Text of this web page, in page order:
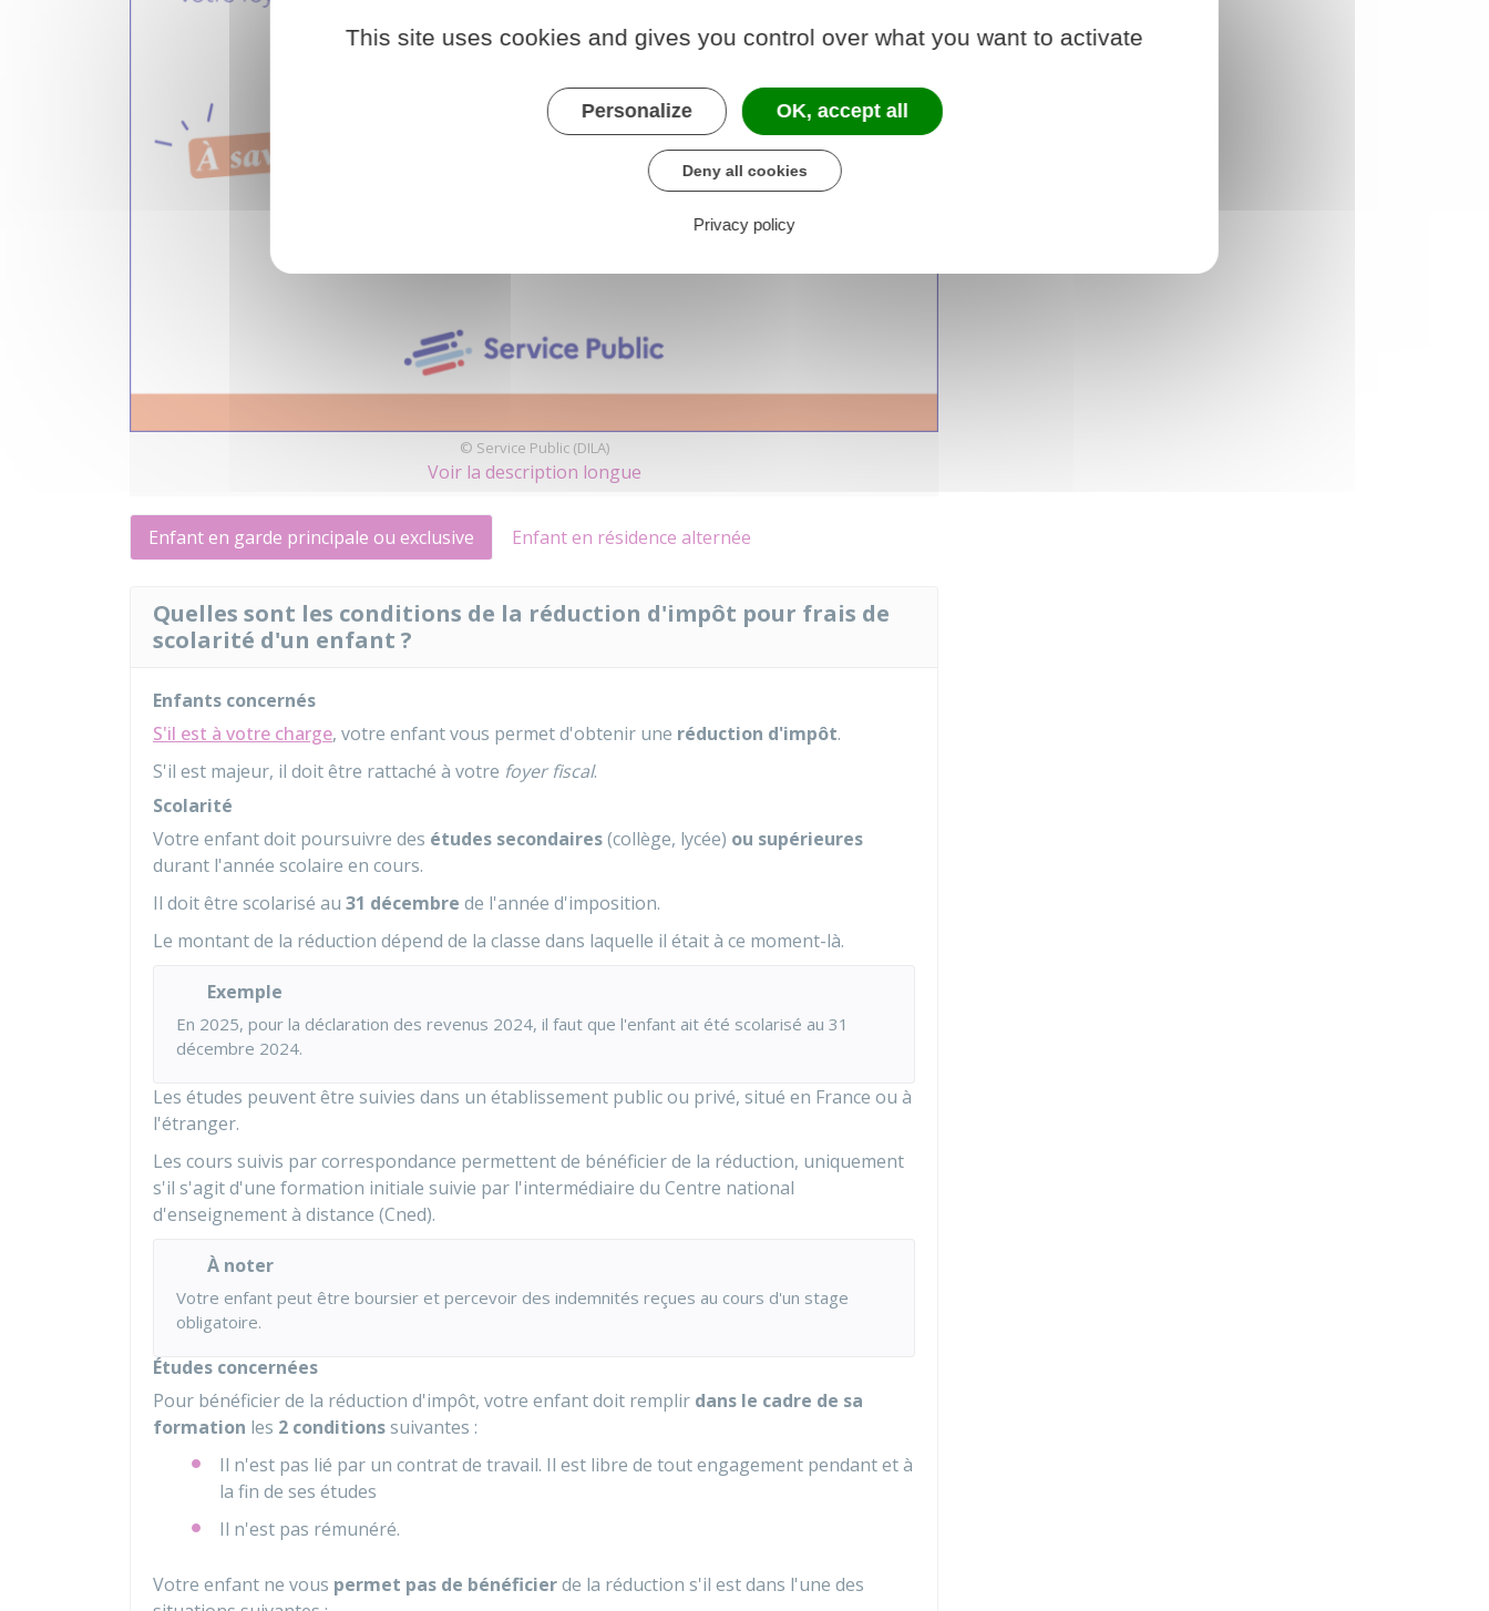
© Service Public (DILA)
Voir la description longue
Enfant en garde principale ou exclusive Enfant en résidence alternée
Quelles sont les conditions de la réduction d'impôt pour frais de
scolarité d'un enfant ?
Enfants concernés
S'il est à votre charge, votre enfant vous permet d'obtenir une réduction d'impôt.
S'il est majeur, il doit être rattaché à votre foyer fiscal.
Scolarité
Votre enfant doit poursuivre des études secondaires(collège, lycée) ou supérieures
durant l'année scolaire en cours.
Il doit être scolarisé au 31 décembre de l'année d'imposition.
Le montant de la réduction dépend de la classe dans laquelle il était à ce moment-là.
Exemple
En 2025, pour la déclaration des revenus 2024, il faut que l'enfant ait été scolarisé au 31
décembre 2024.
Les études peuvent être suivies dans un établissement public ou privé, situé en France ou à
l'étranger.
Les cours suivis par correspondance permettent de bénéficier de la réduction, uniquement
s'il s'agit d'une formation initiale suivie par l'intermédiaire du Centre national
d'enseignement à distance (Cned).
À noter
Votre enfant peut être boursier et percevoir des indemnités reçues au cours d'un stage
obligatoire.
Études concernées
Pour bénéficier de la réduction d'impôt, votre enfant doit remplir dans le cadre de sa
formation les 2 conditionssuivantes :
Il n'est pas lié par un contrat de travail. Il est libre de tout engagement pendant et à
la fin de ses études
Il n'est pas rémunéré.
Votre enfant ne vous permet pas de bénéficierde la réduction s'il est dans l'une des
This site uses cookies and gives you control over what you want to activate
Personalize OK, accept all
Deny all cookies
Privacy policy